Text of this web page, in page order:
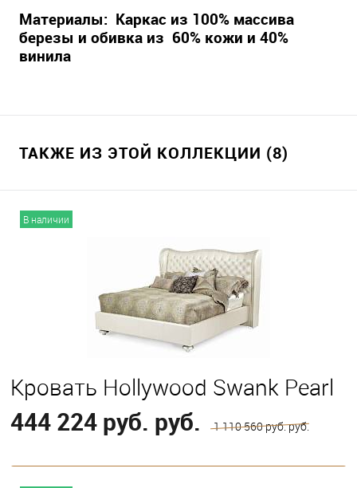
Материалы: Каркас из 100% массива
березы и обивка из 60% кожи и 40%
винила
ТАКЖЕ ИЗ ЭТОЙ КОЛЛЕКЦИИ (8)
В наличии
Кровать Hollywood Swank Pearl
444 224 руб. руб. 1 110 560 руб. руб.